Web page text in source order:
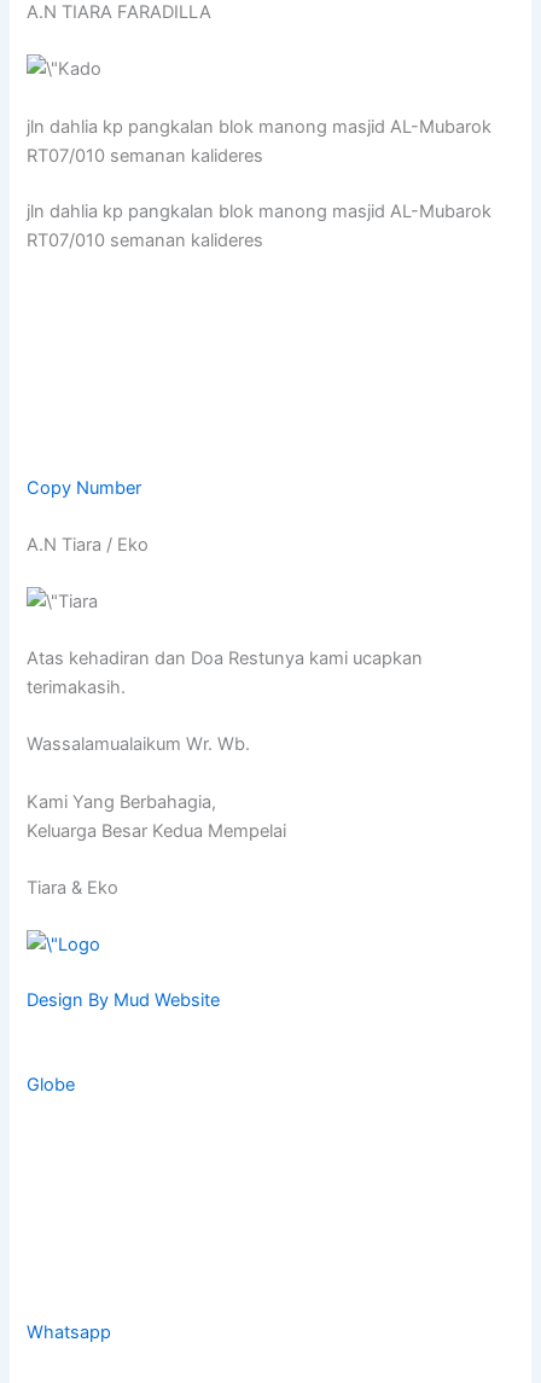
A.N TIARA FARADILLA
jln dahlia kp pangkalan blok manong masjid AL-Mubarok
RT07/010 semanan kalideres
jln dahlia kp pangkalan blok manong masjid AL-Mubarok
RT07/010 semanan kalideres
Copy Number
A.N Tiara / Eko
Atas kehadiran dan Doa Restunya kami ucapkan
terimakasih.
Wassalamualaikum Wr. Wb.
Kami Yang Berbahagia,
Keluarga Besar Kedua Mempelai
Tiara & Eko
Design By Mud Website
Globe
Whatsapp